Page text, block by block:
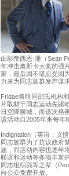
由影帝西恩·潘（Sean
年冲击奥斯卡大奖的强
家，最后因不堪忍受因
力来为同志族群发声谋
Fridae将联同邵氏机构
片取材于同志运动先驱
日空降狮城，而该次慈
该活动自2005年来每年
Indignation（英语：义
同志族群为了抗议政府
届，而活动内容也逐年
联谊和运动等多项丰富
同志组织我等之辈（
向公众免费开放。